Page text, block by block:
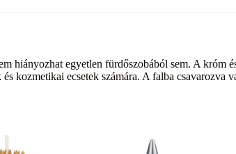
hiányozhat egyetlen fürdőszobából sem. A króm
kozmetikai ecsetek számára. A falba csavarozva